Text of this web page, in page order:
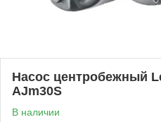
Насос центробежный
AJm30S
В наличии